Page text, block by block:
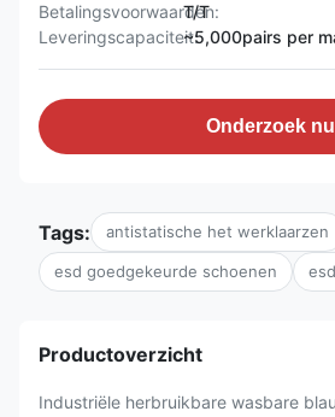
Betalingsvoorwaarden:
T/T
Leveringscapaciteit:~5,000pairs per
Onderzoek nu
Tags: antistatische het werklaarzen
esd goedgekeurde schoenen
Productoverzicht
Industriële herbruikbare wasbare